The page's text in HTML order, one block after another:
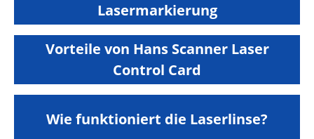
Lasermarkierung
Vorteile von Hans Scanner Laser
Control Card
Wie funktioniert die Laserlinse?